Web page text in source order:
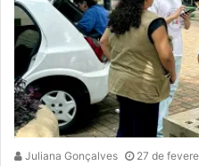
Juliana Gonçalves 27 de